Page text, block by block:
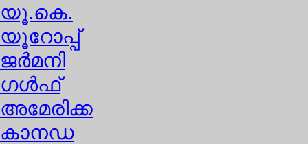
യൂ.കെ.
യൂറോപ്പ്
ജര്‍മനി
ഗള്‍ഫ്
അമേരിക്ക
കാനഡ